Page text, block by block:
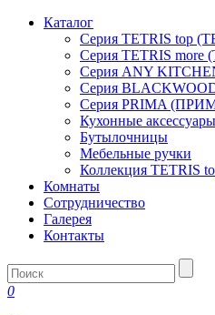
Каталог
Серия TETRIS top
Серия TETRIS more
Серия ANY
Серия
Серия PRIMA
Кухонные аксессуары
Бутылочницы
Мебельные ручки
Коллекция TETRIS
Комнаты
Сотрудничество
Галерея
Контакты
0